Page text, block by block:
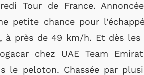
Tour de France.
petite chance pour
près de 49 km/h. Et dès les
chez UAE Team
le peloton. Chassée par